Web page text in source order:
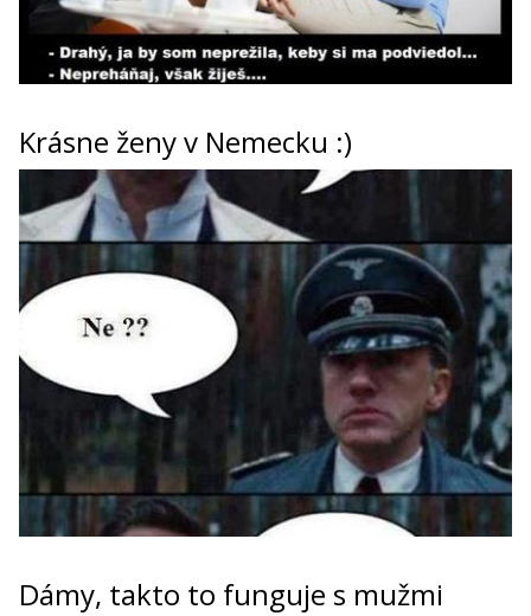
Krásne ženy v Nemecku :)
Dámy, takto to funguje s mužmi